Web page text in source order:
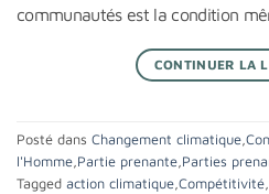
communautés est la condition
CONTINUER LA
Posté dans Changement climatique,
l'Homme,Partie prenante,Parties
Tagged action climatique,Compétitivité,